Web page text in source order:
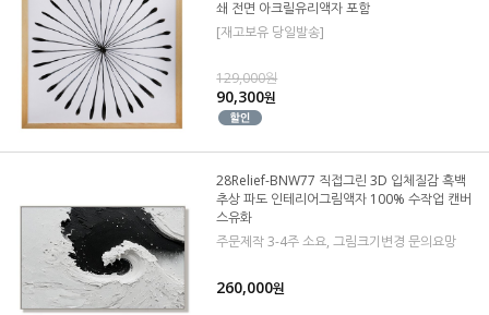
쇄 전면 아크릴유리액자 포함
[재고보유 당일발송]
129,000원
90,300원
28Relief-BNW77 직접그린 3D 입체질감 흑백
추상 파도 인테리어그림액자 100% 수작업 캔버
스유화
주문제작 3-4주 소요, 그림크기변경 문의요망
260,000원